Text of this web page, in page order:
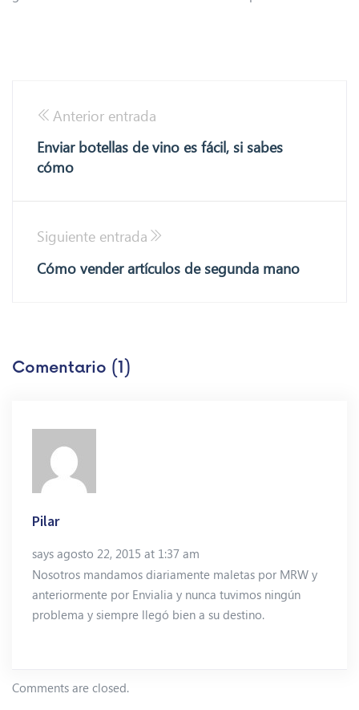
Anterior entrada
Enviar botellas de vino es fácil, si sabes
cómo
Siguiente entrada
Cómo vender artículos de segunda mano
Comentario (1)
Pilar
says agosto 22, 2015 at 1:37 am
Nosotros mandamos diariamente maletas por MRW y
anteriormente por Envialia y nunca tuvimos ningún
problema y siempre llegó bien a su destino.
Comments are closed.